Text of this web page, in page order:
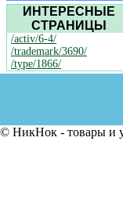
ИНТЕРЕСНЫЕ
СТРАНИЦЫ
/activ/6-4/
/trademark/3690/
/type/1866/
© НикНок - товары и